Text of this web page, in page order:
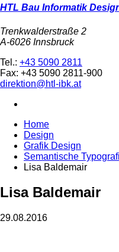
HTL Bau Informatik
Trenkwalderstraße 2
A-6026 Innsbruck
Tel.: +43 5090 2811
Fax: +43 5090 2811-900
direktion@htl-ibk.at
Home
Design
Grafik Design
Semantische
Lisa Baldemair
Lisa Baldemair
29.08.2016